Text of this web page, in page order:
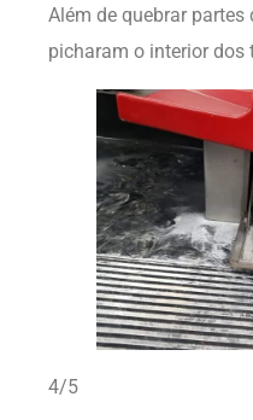
Além de quebrar
picharam o interior dos
4/5